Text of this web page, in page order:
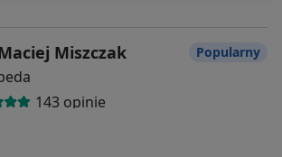
Miszczak
143 opinie
Popularny